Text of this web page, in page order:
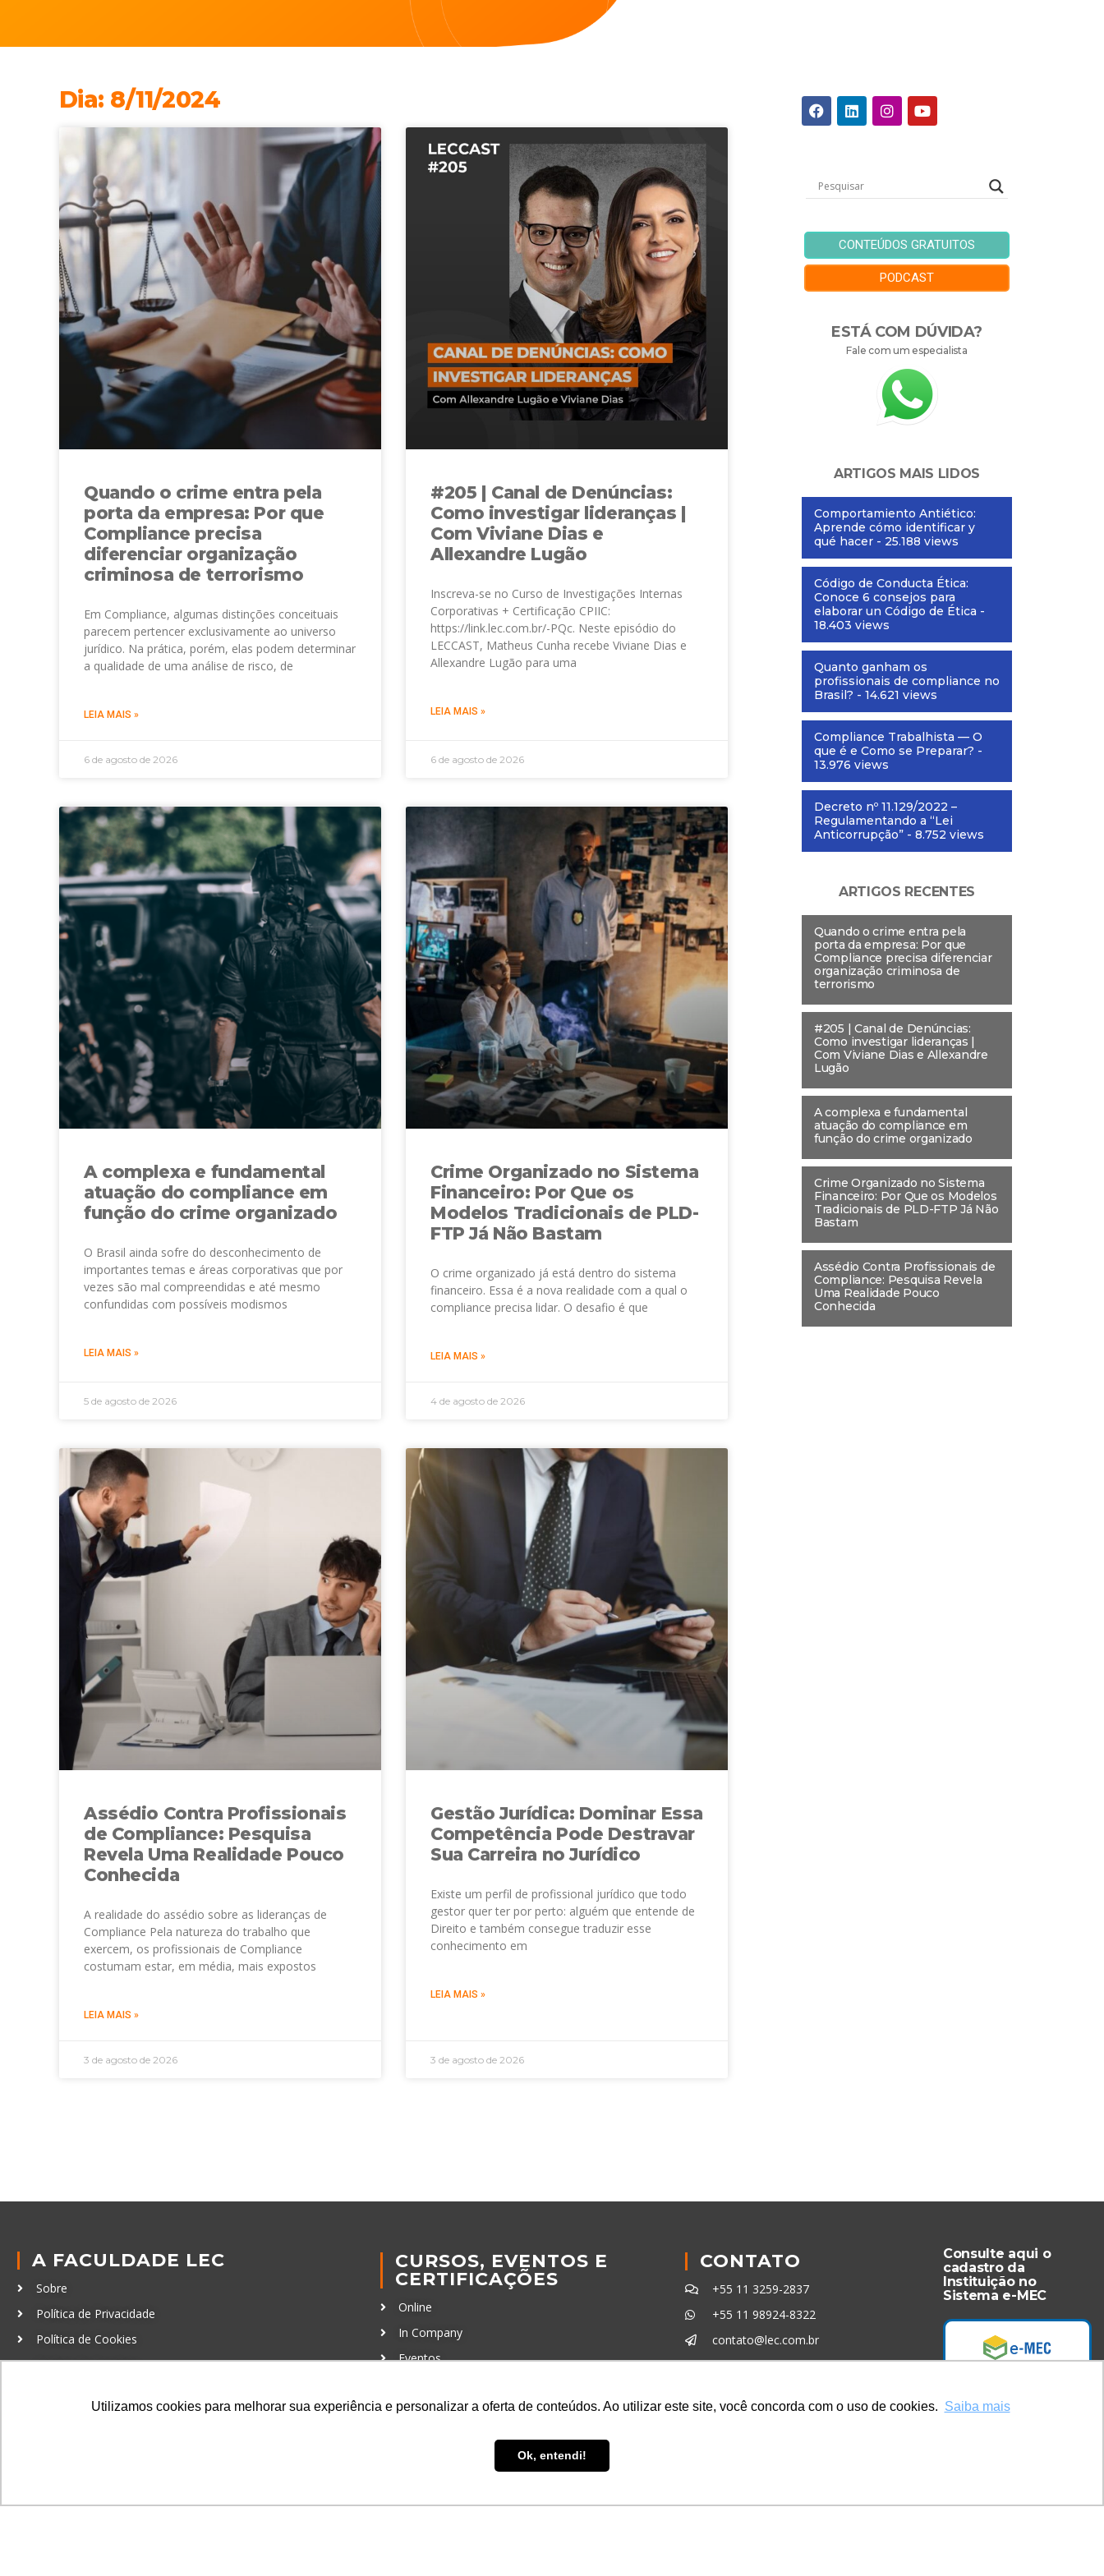
Utilizamos cookies para melhorar sua experiência e personalizar a oferta de conteúdos. Ao utilizar este site, você concorda com o uso de cookies. Saiba mais
Ok, entendi!
Dia: 8/11/2024
Quando o crime entra pela
porta da empresa: Por que
Compliance precisa
diferenciar organização
criminosa de terrorismo
Em Compliance, algumas distinções conceituais
parecem pertencer exclusivamente ao universo
jurídico. Na prática, porém, elas podem determinar
a qualidade de uma análise de risco, de
LEIA MAIS »
6 de agosto de 2026
#205 | Canal de Denúncias:
Como investigar lideranças |
Com Viviane Dias e
Allexandre Lugão
Inscreva-se no Curso de Investigações Internas
Corporativas + Certificação CPIIC:
https://link.lec.com.br/-PQc. Neste episódio do
LECCAST, Matheus Cunha recebe Viviane Dias e
Allexandre Lugão para uma
LEIA MAIS »
6 de agosto de 2026
A complexa e fundamental
atuação do compliance em
função do crime organizado
O Brasil ainda sofre do desconhecimento de
importantes temas e áreas corporativas que por
vezes são mal compreendidas e até mesmo
confundidas com possíveis modismos
LEIA MAIS »
5 de agosto de 2026
Crime Organizado no Sistema
Financeiro: Por Que os
Modelos Tradicionais de PLD-
FTP Já Não Bastam
O crime organizado já está dentro do sistema
financeiro. Essa é a nova realidade com a qual o
compliance precisa lidar. O desafio é que
LEIA MAIS »
4 de agosto de 2026
Assédio Contra Profissionais
de Compliance: Pesquisa
Revela Uma Realidade Pouco
Conhecida
A realidade do assédio sobre as lideranças de
Compliance Pela natureza do trabalho que
exercem, os profissionais de Compliance
costumam estar, em média, mais expostos
LEIA MAIS »
3 de agosto de 2026
Gestão Jurídica: Dominar Essa
Competência Pode Destravar
Sua Carreira no Jurídico
Existe um perfil de profissional jurídico que todo
gestor quer ter por perto: alguém que entende de
Direito e também consegue traduzir esse
conhecimento em
LEIA MAIS »
3 de agosto de 2026
CONTEÚDOS GRATUITOS
PODCAST
ESTÁ COM DÚVIDA?
Fale com um especialista
ARTIGOS MAIS LIDOS
Comportamiento Antiético:
Aprende cómo identificar y
qué hacer - 25.188 views
Código de Conducta Ética:
Conoce 6 consejos para
elaborar un Código de Ética -
18.403 views
Quanto ganham os
profissionais de compliance no
Brasil? - 14.621 views
Compliance Trabalhista — O
que é e Como se Preparar? -
13.976 views
Decreto nº 11.129/2022 –
Regulamentando a “Lei
Anticorrupção” - 8.752 views
ARTIGOS RECENTES
Quando o crime entra pela
porta da empresa: Por que
Compliance precisa diferenciar
organização criminosa de
terrorismo
#205 | Canal de Denúncias:
Como investigar lideranças |
Com Viviane Dias e Allexandre
Lugão
A complexa e fundamental
atuação do compliance em
função do crime organizado
Crime Organizado no Sistema
Financeiro: Por Que os Modelos
Tradicionais de PLD-FTP Já Não
Bastam
Assédio Contra Profissionais de
Compliance: Pesquisa Revela
Uma Realidade Pouco
Conhecida
A FACULDADE LEC
Sobre
Política de Privacidade
Política de Cookies
Código de Conduta
CURSOS, EVENTOS E
CERTIFICAÇÕES
Online
In Company
Eventos
CONTATO
+55 11 3259-2837
+55 11 98924-8322
contato@lec.com.br
Ferramenta Antifraude
Consulte aqui o
cadastro da
Instituição no
Sistema e-MEC